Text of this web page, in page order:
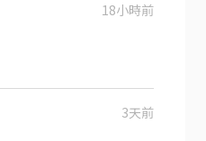
18小時前
3天前